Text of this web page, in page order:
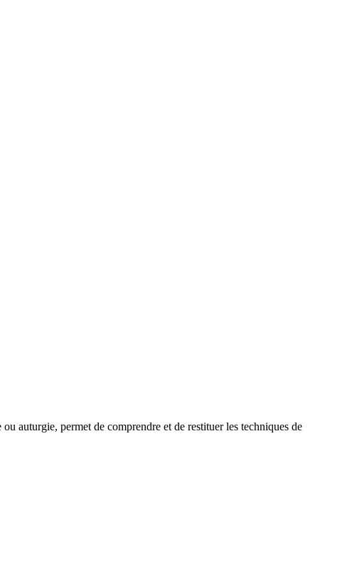
auturgie, permet de comprendre et de restituer les techniques de